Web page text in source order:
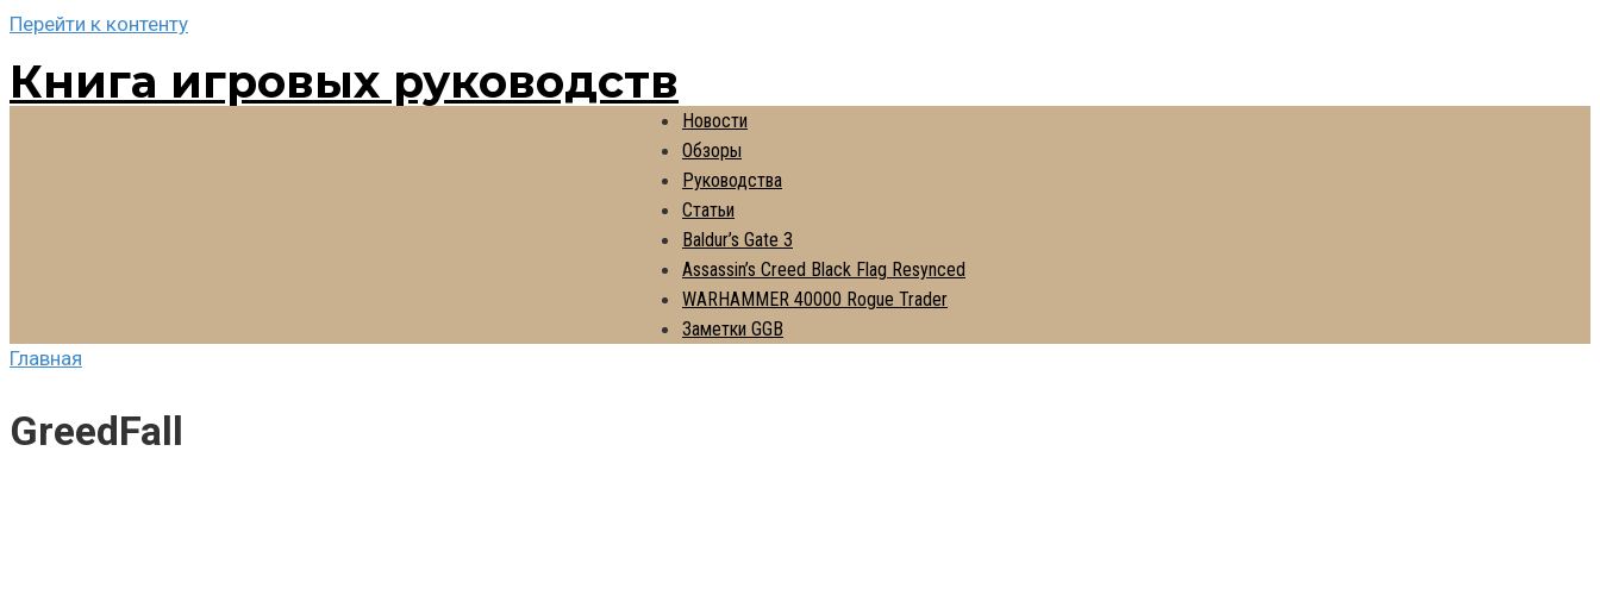
Перейти к контенту
Книга игровых руководств
Новости
Обзоры
Руководства
Статьи
Baldur’s Gate 3
Assassin’s Creed Black Flag Resynced
WARHAMMER 40000 Rogue Trader
Заметки GGB
Главная
GreedFall